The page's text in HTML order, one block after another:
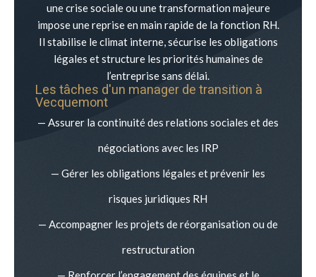
une crise sociale ou une transformation majeure
impose une reprise en main rapide de la fonction RH.
Il stabilise le climat interne, sécurise les obligations
légales et structure les priorités humaines de
l’entreprise sans délai.
Les tâches d'un manager de transition à
Vecquemont
— Assurer la continuité des relations sociales et des
négociations avec les IRP
— Gérer les obligations légales et prévenir les
risques juridiques RH
— Accompagner les projets de réorganisation ou de
restructuration